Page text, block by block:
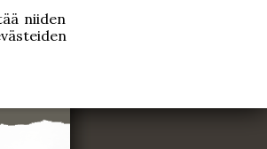
niiden